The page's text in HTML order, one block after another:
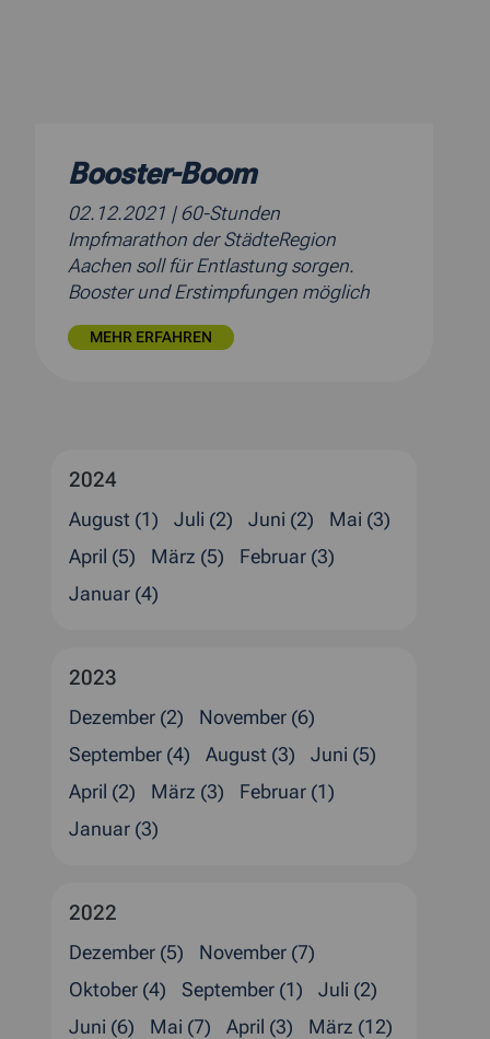
Booster-Boom
02.12.2021 | 60-Stunden
Impfmarathon der StädteRegion
Aachen soll für Entlastung sorgen.
Booster und Erstimpfungen möglich
MEHR ERFAHREN
2024
August (1) Juli (2) Juni (2)
Mai (3)
April (5)
März (5)
Februar (3)
Januar (4)
2023
Dezember (2)
November (6)
September (4)
August (3)
Juni (5)
April (2)
März (3)
Februar (1)
Januar (3)
2022
Dezember (5)
November (7)
Oktober (4)
September (1)
Juli (2)
Juni (6)
Mai (7) April (3)
März (12)